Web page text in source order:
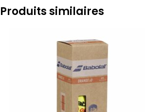
Produits similaires